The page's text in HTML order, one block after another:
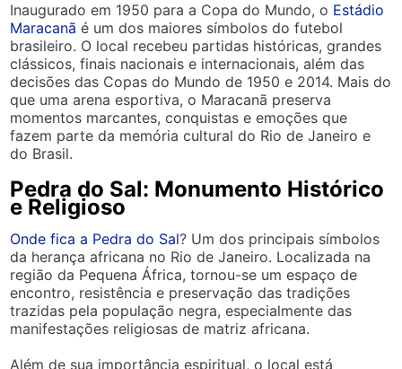
Inaugurado em 1950 para a Copa do Mundo, o Estádio
Maracanã é um dos maiores símbolos do futebol
brasileiro. O local recebeu partidas históricas, grandes
clássicos, finais nacionais e internacionais, além das
decisões das Copas do Mundo de 1950 e 2014. Mais do
que uma arena esportiva, o Maracanã preserva
momentos marcantes, conquistas e emoções que
fazem parte da memória cultural do Rio de Janeiro e
do Brasil.
Pedra do Sal: Monumento Histórico
e Religioso
Onde fica a Pedra do Sal? Um dos principais símbolos
da herança africana no Rio de Janeiro. Localizada na
região da Pequena África, tornou-se um espaço de
encontro, resistência e preservação das tradições
trazidas pela população negra, especialmente das
manifestações religiosas de matriz africana.
Além de sua importância espiritual, o local está